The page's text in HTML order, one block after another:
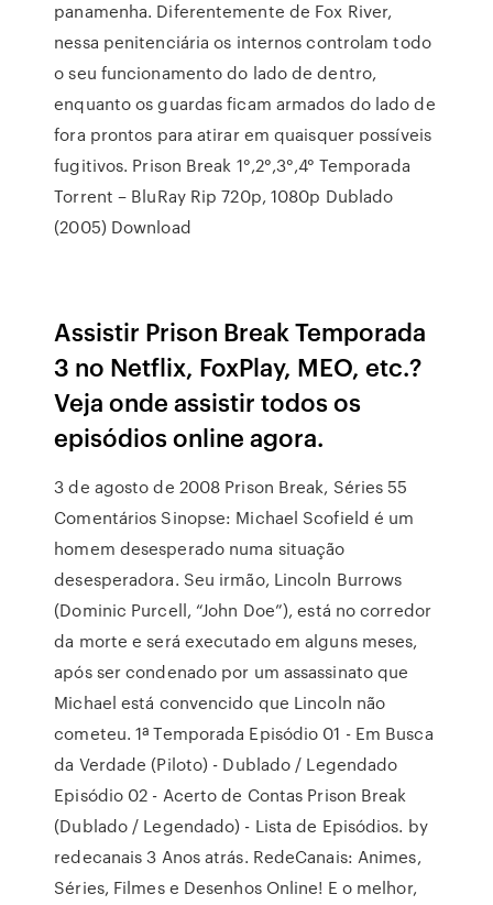
panamenha. Diferentemente de Fox River,
nessa penitenciária os internos controlam todo
o seu funcionamento do lado de dentro,
enquanto os guardas ficam armados do lado de
fora prontos para atirar em quaisquer possíveis
fugitivos. Prison Break 1°,2°,3°,4° Temporada
Torrent – BluRay Rip 720p, 1080p Dublado
(2005) Download
Assistir Prison Break Temporada
3 no Netflix, FoxPlay, MEO, etc.?
Veja onde assistir todos os
episódios online agora.
3 de agosto de 2008 Prison Break, Séries 55
Comentários Sinopse: Michael Scofield é um
homem desesperado numa situação
desesperadora. Seu irmão, Lincoln Burrows
(Dominic Purcell, “John Doe”), está no corredor
da morte e será executado em alguns meses,
após ser condenado por um assassinato que
Michael está convencido que Lincoln não
cometeu. 1ª Temporada Episódio 01 - Em Busca
da Verdade (Piloto) - Dublado / Legendado
Episódio 02 - Acerto de Contas Prison Break
(Dublado / Legendado) - Lista de Episódios. by
redecanais 3 Anos atrás. RedeCanais: Animes,
Séries, Filmes e Desenhos Online! E o melhor,